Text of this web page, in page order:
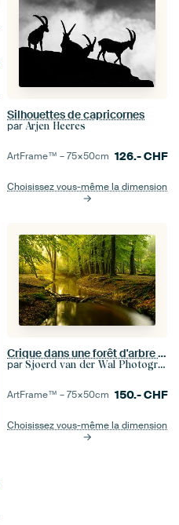
Silhouettes de capricornes
par Arjen Heeres
ArtFrame™ –75×50cm 126.-CHF
Choisissez vous-même la dimension
Crique dans une forêt d'arbre de hêtre pendant un matin tôt d'automne
par Sjoerd van der Wal Photographie
ArtFrame™ –75×50cm 150.-CHF
Choisissez vous-même la dimension